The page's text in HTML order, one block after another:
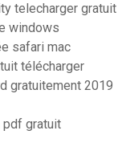
telecharger gratuit
windows
safari mac
télécharger
gratuitement 2019
pdf gratuit